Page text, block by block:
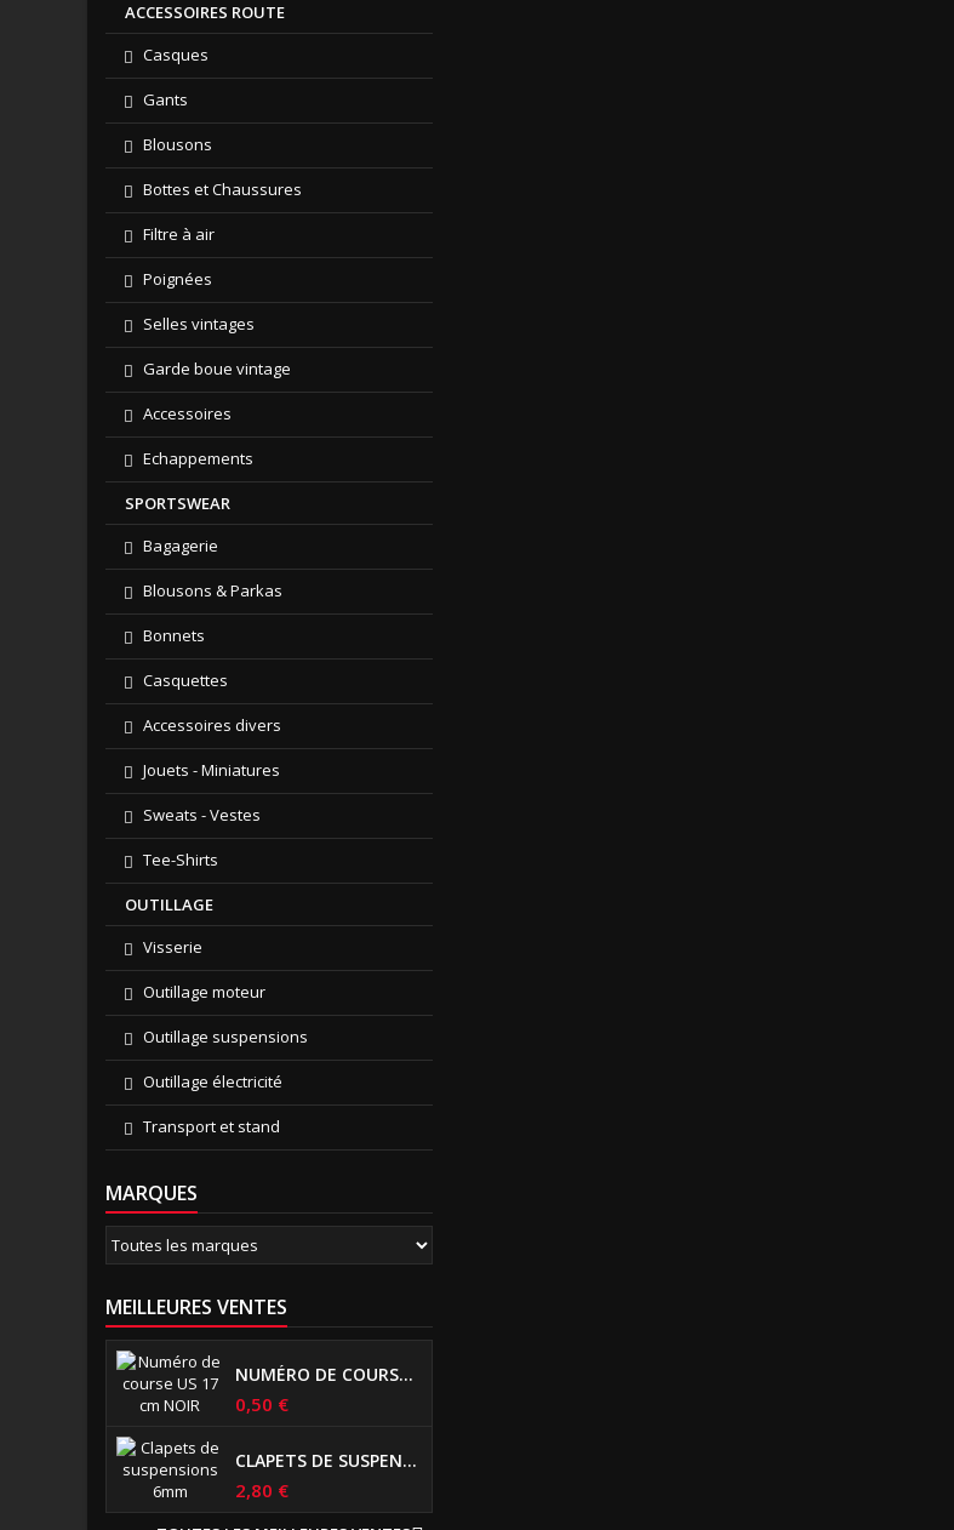
ACCESSOIRES ROUTE
Casques
Gants
Blousons
Bottes et Chaussures
Filtre à air
Poignées
Selles vintages
Garde boue vintage
Accessoires
Echappements
SPORTSWEAR
Bagagerie
Blousons & Parkas
Bonnets
Casquettes
Accessoires divers
Jouets - Miniatures
Sweats - Vestes
Tee-Shirts
OUTILLAGE
Visserie
Outillage moteur
Outillage suspensions
Outillage électricité
Transport et stand
MARQUES
MEILLEURES VENTES
NUMÉRO DE COURSE US 17 CM NOIR
0,50 €
CLAPETS DE SUSPENSIONS DIAMÈTRE 6MM
2,80 €